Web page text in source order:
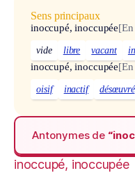
Sens principaux
inoccupé, inoccupée
vide libre vacant
inoccupé, inoccupée
oisif inactif désœuvré
Antonymes de
inoccupé, inoccupée